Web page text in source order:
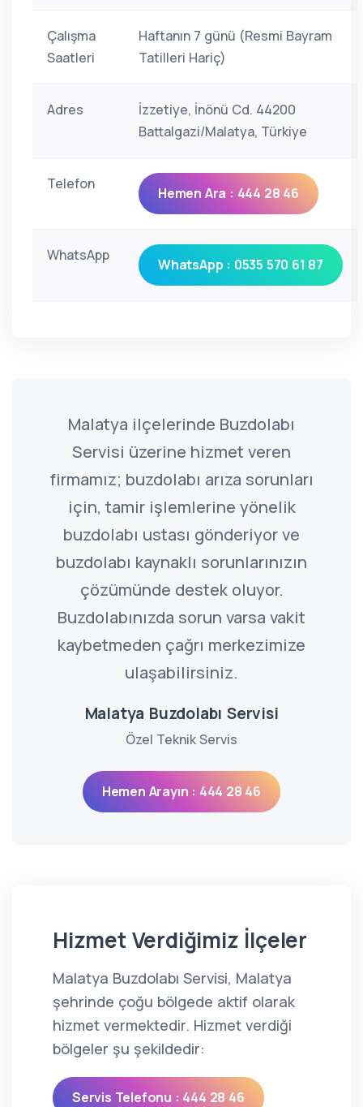
Çalışma
Saatleri
Haftanın 7 günü (Resmi Bayram
Tatilleri Hariç)
Adres
İzzetiye, İnönü Cd. 44200
Battalgazi/Malatya, Türkiye
Telefon
Hemen Ara : 444 28 46
WhatsApp
WhatsApp : 0535 570 61 87
Malatya ilçelerinde Buzdolabı
Servisi üzerine hizmet veren
firmamız; buzdolabı arıza sorunları
için, tamir işlemlerine yönelik
buzdolabı ustası gönderiyor ve
buzdolabı kaynaklı sorunlarınızın
çözümünde destek oluyor.
Buzdolabınızda sorun varsa vakit
kaybetmeden çağrı merkezimize
ulaşabilirsiniz.
Malatya Buzdolabı Servisi
Özel Teknik Servis
Hemen Arayın : 444 28 46
Hizmet Verdiğimiz İlçeler
Malatya Buzdolabı Servisi, Malatya
şehrinde çoğu bölgede aktif olarak
hizmet vermektedir. Hizmet verdiği
bölgeler şu şekildedir:
Servis Telefonu : 444 28 46